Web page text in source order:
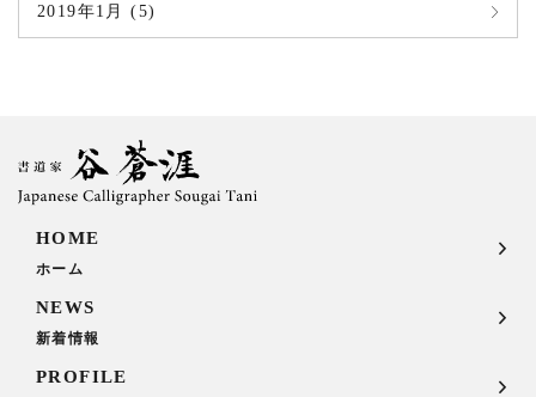
2019年1月 (5)
HOME
ホーム
NEWS
新着情報
PROFILE